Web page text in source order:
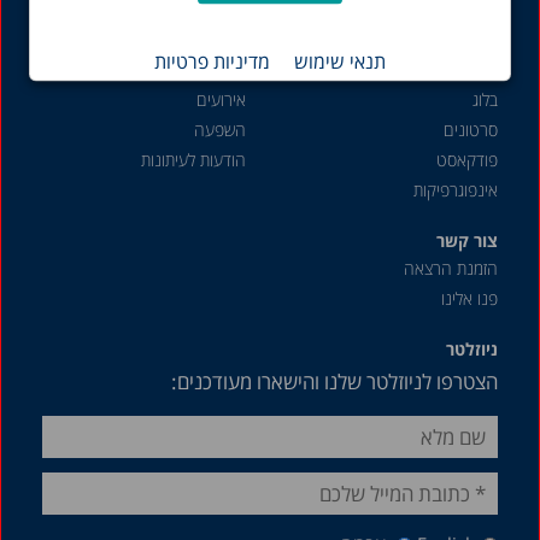
תנאי שימוש מדיניות פרטיות
בלוג
סרטונים
פודקאסט
אינפוגרפיקות
פעילות והשפעה
אירועים
השפעה
הודעות לעיתונות
צור קשר
הזמנת הרצאה
פנו אלינו
ניוזלטר
הצטרפו לניוזלטר שלנו והישארו מעודכנים: